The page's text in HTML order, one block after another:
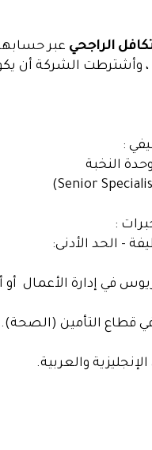
الراجحي عبر
، وأشترطت الشركة أن
:
النخبة
:
- الحد الأدنى:
في إدارة الأعمال
قطاع التأمين (الصحة).
والعربية.